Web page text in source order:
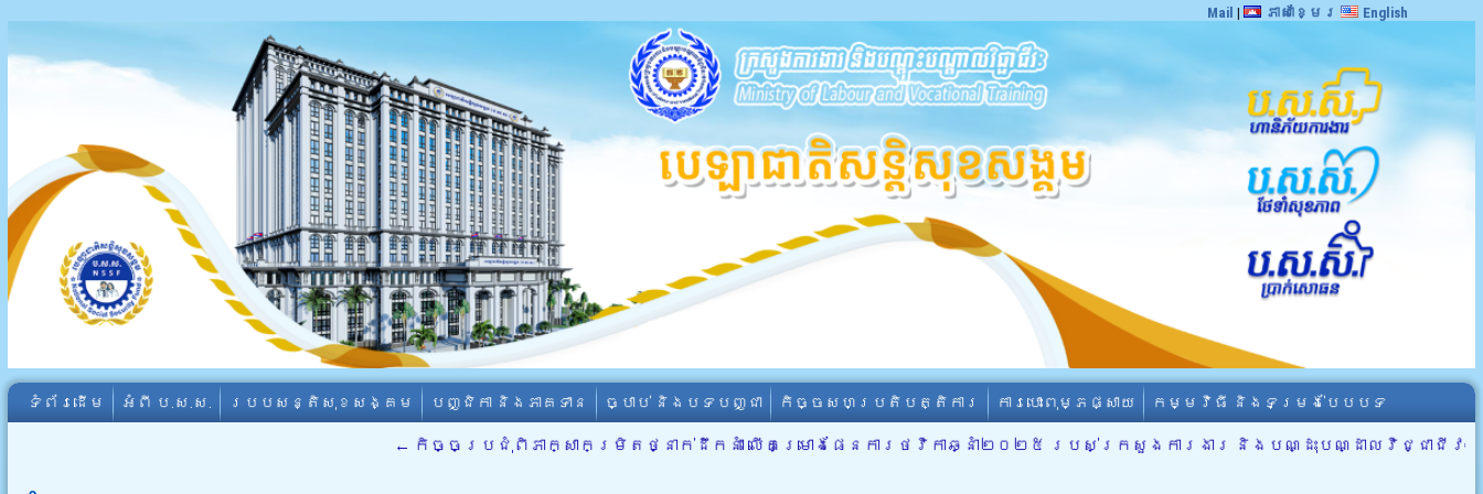
Mail | ភាសាខ្មែរ English
ទំព័រដើម អំពី​ ប.ស.ស. របបសន្តិសុខសង្គម បញ្ជិកា និងភាគទាន ច្បាប់ និងបទបញ្ជា កិច្ចសហប្រតិបត្តិការ ការបោះពុម្ភផ្សាយ កម្មវិធី និងទម្រង់បែបបទ
← កិច្ចប្រជុំពិភាក្សាកម្រិតថ្នាក់ដឹកនាំ លើគម្រោងផែនការថវិកាឆ្នាំ២០២៥ របស់ក្រសួងការងារ និងបណ្ដុះបណ្ដាលវិជ្ជាជីវៈ